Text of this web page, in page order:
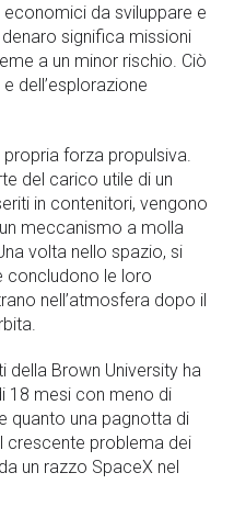
da sviluppare e
significa missioni
a un minor rischio. Ciò
dell’esplorazione
forza propulsiva.
del carico utile di un
in contenitori, vengono
meccanismo a molla
volta nello spazio, si
concludono le loro
nell’atmosfera dopo il
della Brown University ha
18 mesi con meno di
quanto una pagnotta di
crescente problema dei
un razzo SpaceX nel